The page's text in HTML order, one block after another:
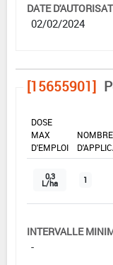
DATE
02/02/2024
[15655901]
DOSE
MAX
D'EMPLOI
0,3
L/ha 1
INTERVALLE
-